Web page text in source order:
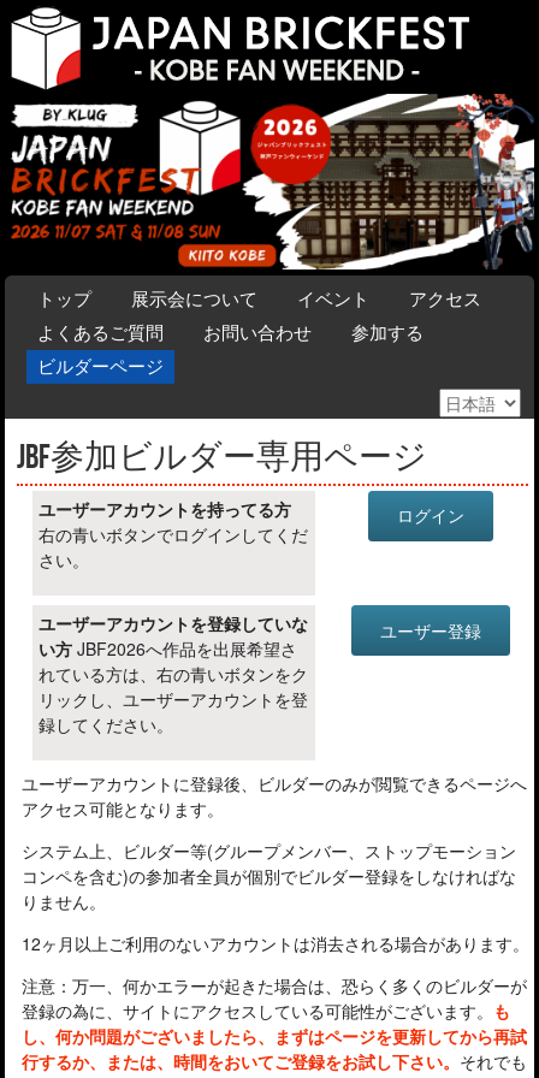
Menu
SKIP TO CONTENT
トップ 展示会について イベント
アクセス
よくあるご質問
お問い合わせ
参加する
ビルダーページ
言
語
JBF参加ビルダー専用ページ
ユーザーアカウントを持ってる方
右の青いボタンでログインしてくだ
さい。
ログイン
ユーザーアカウントを登録していな
い方JBF2026へ作品を出展希望さ
れている方は、右の青いボタンをク
リックし、ユーザーアカウントを登
録してください。
ユーザー登録
ユーザーアカウントに登録後、ビルダーのみが閲覧できるページへ
アクセス可能となります。
システム上、ビルダー等(グループメンバー、ストップモーション
コンペを含む)の参加者全員が個別でビルダー登録をしなければな
りません。
12ヶ月以上ご利用のないアカウントは消去される場合があります。
注意：万一、何かエラーが起きた場合は、恐らく多くのビルダーが
登録の為に、サイトにアクセスしている可能性がございます。 も
し、何か問題がございましたら、まずはページを更新してから再試
行するか、または、時間をおいてご登録をお試し下さい。 それでも